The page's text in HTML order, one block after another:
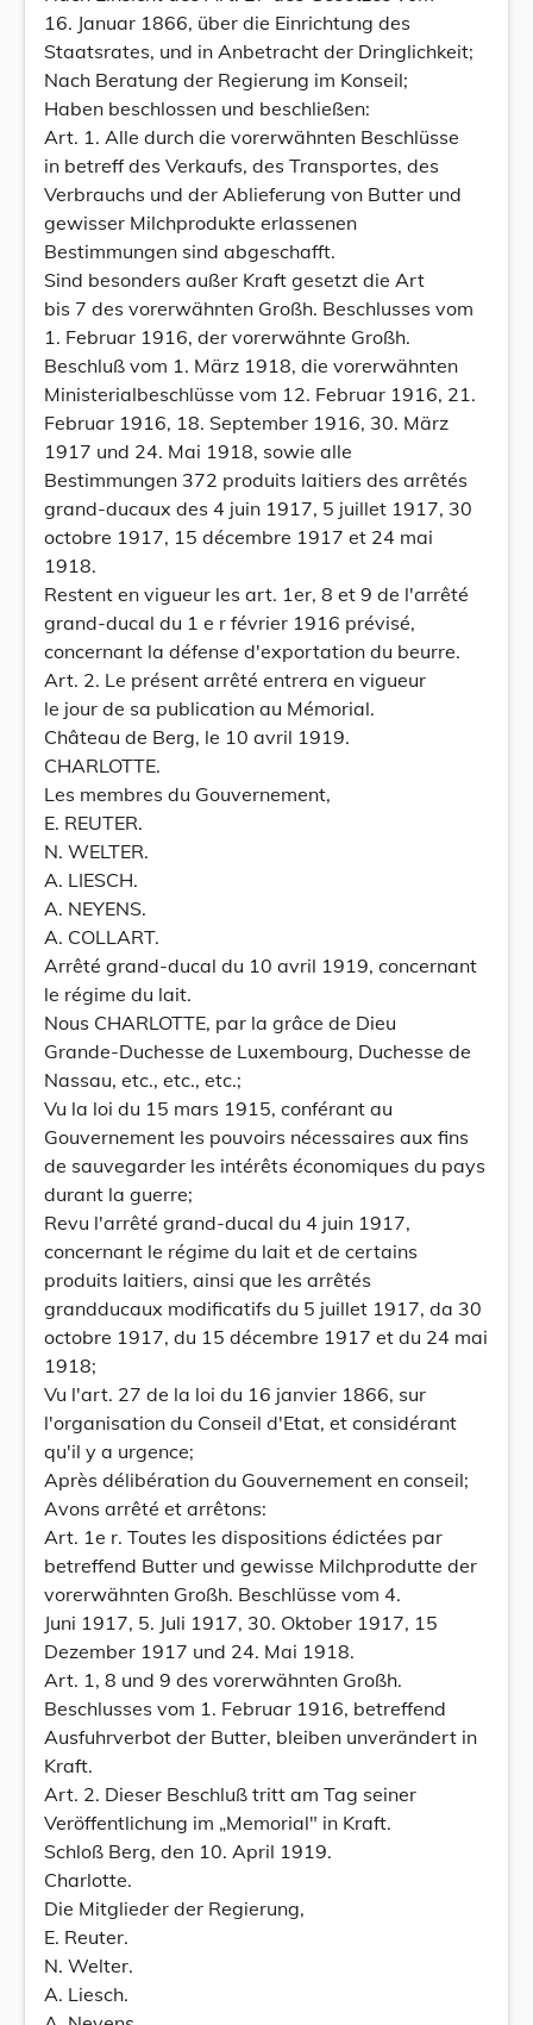
16. Januar 1866, über die Einrichtung des
Staatsrates, und in Anbetracht der Dringlichkeit;
Nach Beratung der Regierung im Konseil;
Haben beschlossen und beschließen:
Art. 1. Alle durch die vorerwähnten Beschlüsse
in betreff des Verkaufs, des Transportes, des
Verbrauchs und der Ablieferung von Butter und
gewisser Milchprodukte erlassenen
Bestimmungen sind abgeschafft.
Sind besonders außer Kraft gesetzt die Art
bis 7 des vorerwähnten Großh. Beschlusses vom
1. Februar 1916, der vorerwähnte Großh.
Beschluß vom 1. März 1918, die vorerwähnten
Ministerialbeschlüsse vom 12. Februar 1916, 21.
Februar 1916, 18. September 1916, 30. März
1917 und 24. Mai 1918, sowie alle
Bestimmungen 372 produits laitiers des arrêtés
grand-ducaux des 4 juin 1917, 5 juillet 1917, 30
octobre 1917, 15 décembre 1917 et 24 mai
1918.
Restent en vigueur les art. 1er, 8 et 9 de l'arrêté
grand-ducal du 1 e r février 1916 prévisé,
concernant la défense d'exportation du beurre.
Art. 2. Le présent arrêté entrera en vigueur
le jour de sa publication au Mémorial.
Château de Berg, le 10 avril 1919.
CHARLOTTE.
Les membres du Gouvernement,
E. REUTER.
N. WELTER.
A. LIESCH.
A. NEYENS.
A. COLLART.
Arrêté grand-ducal du 10 avril 1919, concernant
le régime du lait.
Nous CHARLOTTE, par la grâce de Dieu
Grande-Duchesse de Luxembourg, Duchesse de
Nassau, etc., etc., etc.;
Vu la loi du 15 mars 1915, conférant au
Gouvernement les pouvoirs nécessaires aux fins
de sauvegarder les intérêts économiques du pays
durant la guerre;
Revu l'arrêté grand-ducal du 4 juin 1917,
concernant le régime du lait et de certains
produits laitiers, ainsi que les arrêtés
grandducaux modificatifs du 5 juillet 1917, da 30
octobre 1917, du 15 décembre 1917 et du 24 mai
1918;
Vu l'art. 27 de la loi du 16 janvier 1866, sur
l'organisation du Conseil d'Etat, et considérant
qu'il y a urgence;
Après délibération du Gouvernement en conseil;
Avons arrêté et arrêtons:
Art. 1e r. Toutes les dispositions édictées par
betreffend Butter und gewisse Milchprodutte der
vorerwähnten Großh. Beschlüsse vom 4.
Juni 1917, 5. Juli 1917, 30. Oktober 1917, 15
Dezember 1917 und 24. Mai 1918.
Art. 1, 8 und 9 des vorerwähnten Großh.
Beschlusses vom 1. Februar 1916, betreffend
Ausfuhrverbot der Butter, bleiben unverändert in
Kraft.
Art. 2. Dieser Beschluß tritt am Tag seiner
Veröffentlichung im „Memorial" in Kraft.
Schloß Berg, den 10. April 1919.
Charlotte.
Die Mitglieder der Regierung,
E. Reuter.
N. Welter.
A. Liesch.